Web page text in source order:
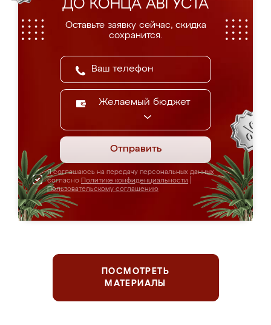
ДО КОНЦА АВГУСТА
Оставьте заявку сейчас, скидка
сохранится.
Желаемый бюджет
Отправить
Я соглашаюсь на передачу персональных данных
согласно Политике конфиденциальности
Пользовательскому соглашению
ПОСМОТРЕТЬ
МАТЕРИАЛЫ